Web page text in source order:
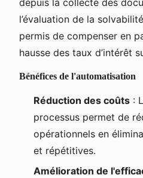
l’évaluation de la
permis de compenser en
hausse des taux d’intérêt
Bénéfices de l'automatisation
Réduction des coûts :
processus permet de
opérationnels en
et répétitives.
Amélioration de